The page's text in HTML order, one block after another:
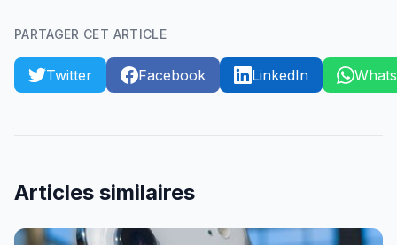
PARTAGER CET ARTICLE
Twitter Facebook LinkedIn
Articles similaires